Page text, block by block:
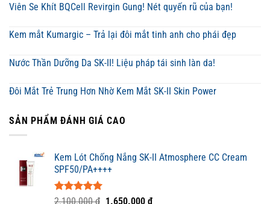
Viên Se Khít BQCell Revirgin Gung! Nét quyến rũ của bạn!
Kem mắt Kumargic – Trả lại đôi mắt tinh anh cho phái đẹp
Nước Thần Dưỡng Da SK-II! Liệu pháp tái sinh làn da!
Đôi Mắt Trẻ Trung Hơn Nhờ Kem Mắt SK-II Skin Power
SẢN PHẨM ĐÁNH GIÁ CAO
Kem Lót Chống Nắng SK-II Atmosphere CC Cream
SPF50/PA++++
Được xếp
2.100.000₫ Giá
1.650.000 ₫Giá